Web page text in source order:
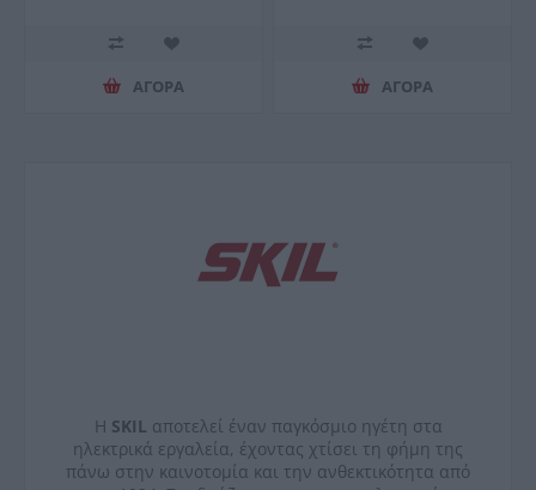
ΑΓΟΡΑ ΑΓΟΡΑ
Η SKIL αποτελεί έναν παγκόσμιο ηγέτη στα
ηλεκτρικά εργαλεία, έχοντας χτίσει τη φήμη της
πάνω στην καινοτομία και την ανθεκτικότητα από